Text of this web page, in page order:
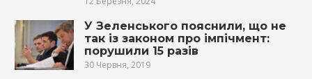
У Зеленського пояснили, що не
так із законом про імпічмент:
порушили 15 разів
30 Червня, 2019